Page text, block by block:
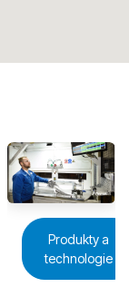
Produkty a
technologie